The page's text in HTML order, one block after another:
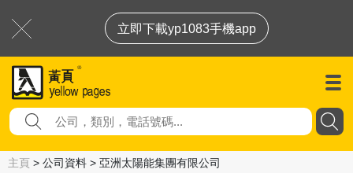
立即下載yp1083手機app
主頁 > 公司資料 > 亞洲太陽能集團有限公司